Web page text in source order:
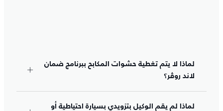
لماذا لا يتم تغطية حشوات المكابح ببرنامج ضمان
لاند روڤر؟
لماذا لم يقم الوكيل بتزويدي بسيارة احتياطية أو